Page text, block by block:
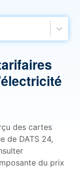
des cartes
de DATS 24,
du prix